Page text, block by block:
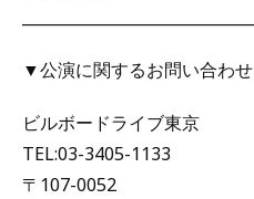
▼公演に関するお問い合わせ
ビルボードライブ東京
TEL:03-3405-1133
〒107-0052